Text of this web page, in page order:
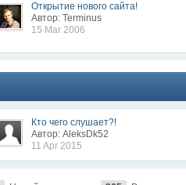
Открытие нового сайта!
Автор: Terminus
15 Mar 2006
Кто чего слушает?!
Автор: AleksDk52
11 Apr 2015